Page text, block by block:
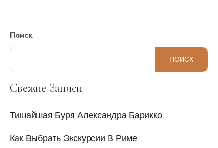
Поиск
ПОИСК
Свежие Записи
Тишайшая Буря Александра Барикко
Как Выбрать Экскурсии В Риме